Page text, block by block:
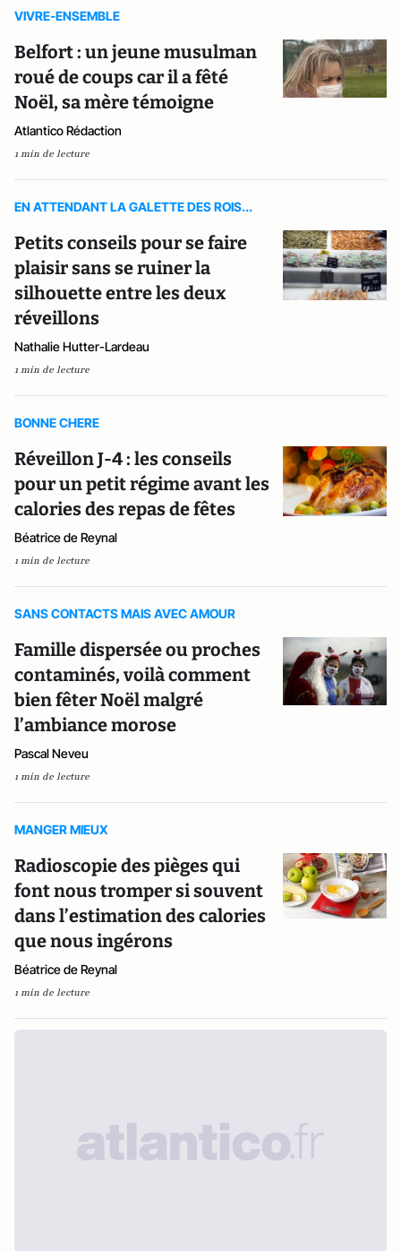
VIVRE-ENSEMBLE
Belfort : un jeune musulman
roué de coups car il a fêté
Noël, sa mère témoigne
Atlantico Rédaction
1 min de lecture
EN ATTENDANT LA GALETTE DES ROIS...
Petits conseils pour se faire
plaisir sans se ruiner la
silhouette entre les deux
réveillons
Nathalie Hutter-Lardeau
1 min de lecture
BONNE CHERE
Réveillon J-4 : les conseils
pour un petit régime avant les
calories des repas de fêtes
Béatrice de Reynal
1 min de lecture
SANS CONTACTS MAIS AVEC AMOUR
Famille dispersée ou proches
contaminés, voilà comment
bien fêter Noël malgré
l’ambiance morose
Pascal Neveu
1 min de lecture
MANGER MIEUX
Radioscopie des pièges qui
font nous tromper si souvent
dans l’estimation des calories
que nous ingérons
Béatrice de Reynal
1 min de lecture